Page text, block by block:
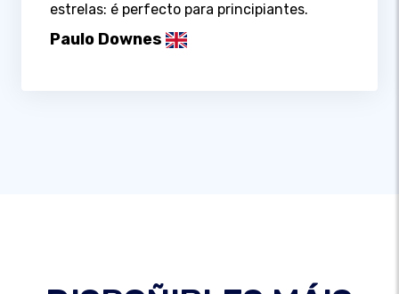
estrelas: é perfecto para principiantes.
Paulo Downes